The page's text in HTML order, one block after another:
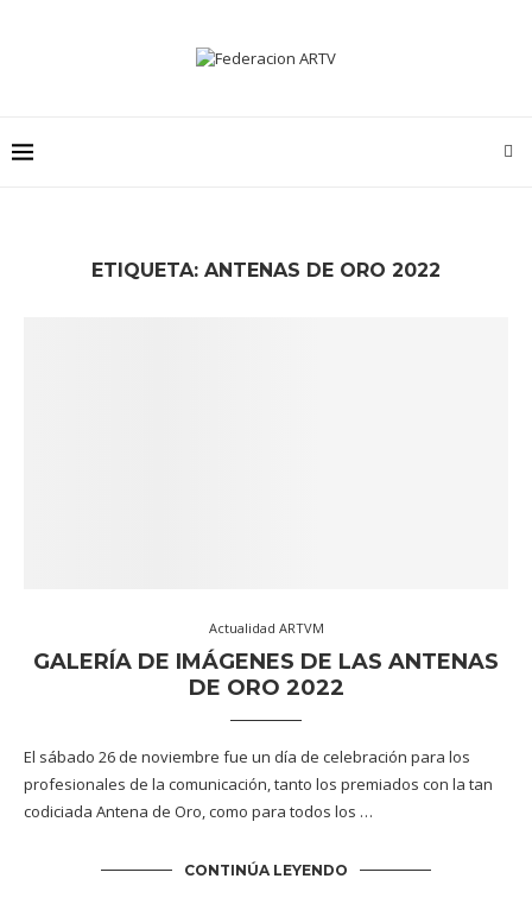
ETIQUETA: ANTENAS DE ORO 2022
Actualidad ARTVM
GALERÍA DE IMÁGENES DE LAS ANTENAS
DE ORO 2022
El sábado 26 de noviembre fue un día de celebración para los
profesionales de la comunicación, tanto los premiados con la tan
codiciada Antena de Oro, como para todos los …
CONTINÚA LEYENDO